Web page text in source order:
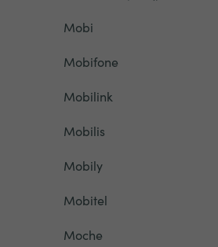
Mobi
Mobifone
Mobilink
Mobilis
Mobily
Mobitel
Moche